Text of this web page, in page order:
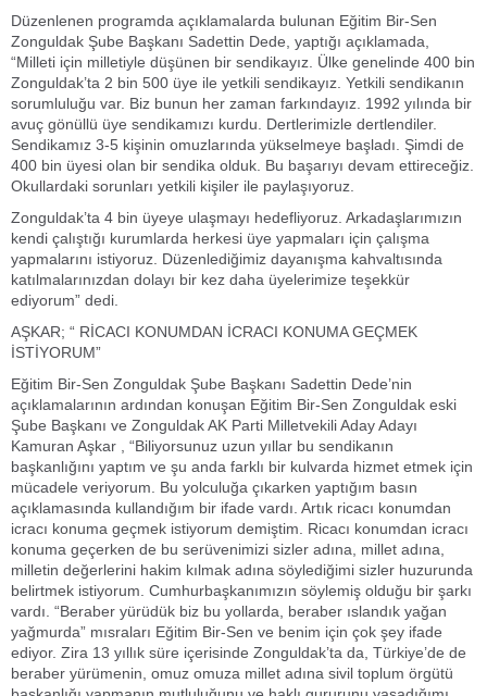
Düzenlenen programda açıklamalarda bulunan Eğitim Bir-Sen
Zonguldak Şube Başkanı Sadettin Dede, yaptığı açıklamada,
“Milleti için milletiyle düşünen bir sendikayız. Ülke genelinde 400 bin
Zonguldak’ta 2 bin 500 üye ile yetkili sendikayız. Yetkili sendikanın
sorumluluğu var. Biz bunun her zaman farkındayız. 1992 yılında bir
avuç gönüllü üye sendikamızı kurdu. Dertlerimizle dertlendiler.
Sendikamız 3-5 kişinin omuzlarında yükselmeye başladı. Şimdi de
400 bin üyesi olan bir sendika olduk. Bu başarıyı devam ettireceğiz.
Okullardaki sorunları yetkili kişiler ile paylaşıyoruz.
Zonguldak’ta 4 bin üyeye ulaşmayı hedefliyoruz. Arkadaşlarımızın
kendi çalıştığı kurumlarda herkesi üye yapmaları için çalışma
yapmalarını istiyoruz. Düzenlediğimiz dayanışma kahvaltısında
katılmalarınızdan dolayı bir kez daha üyelerimize teşekkür
ediyorum” dedi.
AŞKAR; “ RİCACI KONUMDAN İCRACI KONUMA GEÇMEK
İSTİYORUM”
Eğitim Bir-Sen Zonguldak Şube Başkanı Sadettin Dede’nin
açıklamalarının ardından konuşan Eğitim Bir-Sen Zonguldak eski
Şube Başkanı ve Zonguldak AK Parti Milletvekili Aday Adayı
Kamuran Aşkar , “Biliyorsunuz uzun yıllar bu sendikanın
başkanlığını yaptım ve şu anda farklı bir kulvarda hizmet etmek için
mücadele veriyorum. Bu yolculuğa çıkarken yaptığım basın
açıklamasında kullandığım bir ifade vardı. Artık ricacı konumdan
icracı konuma geçmek istiyorum demiştim. Ricacı konumdan icracı
konuma geçerken de bu serüvenimizi sizler adına, millet adına,
milletin değerlerini hakim kılmak adına söylediğimi sizler huzurunda
belirtmek istiyorum. Cumhurbaşkanımızın söylemiş olduğu bir şarkı
vardı. “Beraber yürüdük biz bu yollarda, beraber ıslandık yağan
yağmurda” mısraları Eğitim Bir-Sen ve benim için çok şey ifade
ediyor. Zira 13 yıllık süre içerisinde Zonguldak’ta da, Türkiye’de de
beraber yürümenin, omuz omuza millet adına sivil toplum örgütü